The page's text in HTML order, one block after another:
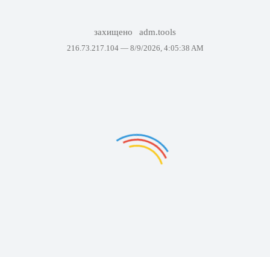
захищено adm.tools
216.73.217.104 — 8/9/2026, 4:05:38 AM